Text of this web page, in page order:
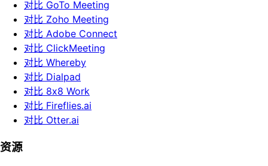
对比 GoTo Meeting
对比 Zoho Meeting
对比 Adobe Connect
对比 ClickMeeting
对比 Whereby
对比 Dialpad
对比 8x8 Work
对比 Fireflies.ai
对比 Otter.ai
资源